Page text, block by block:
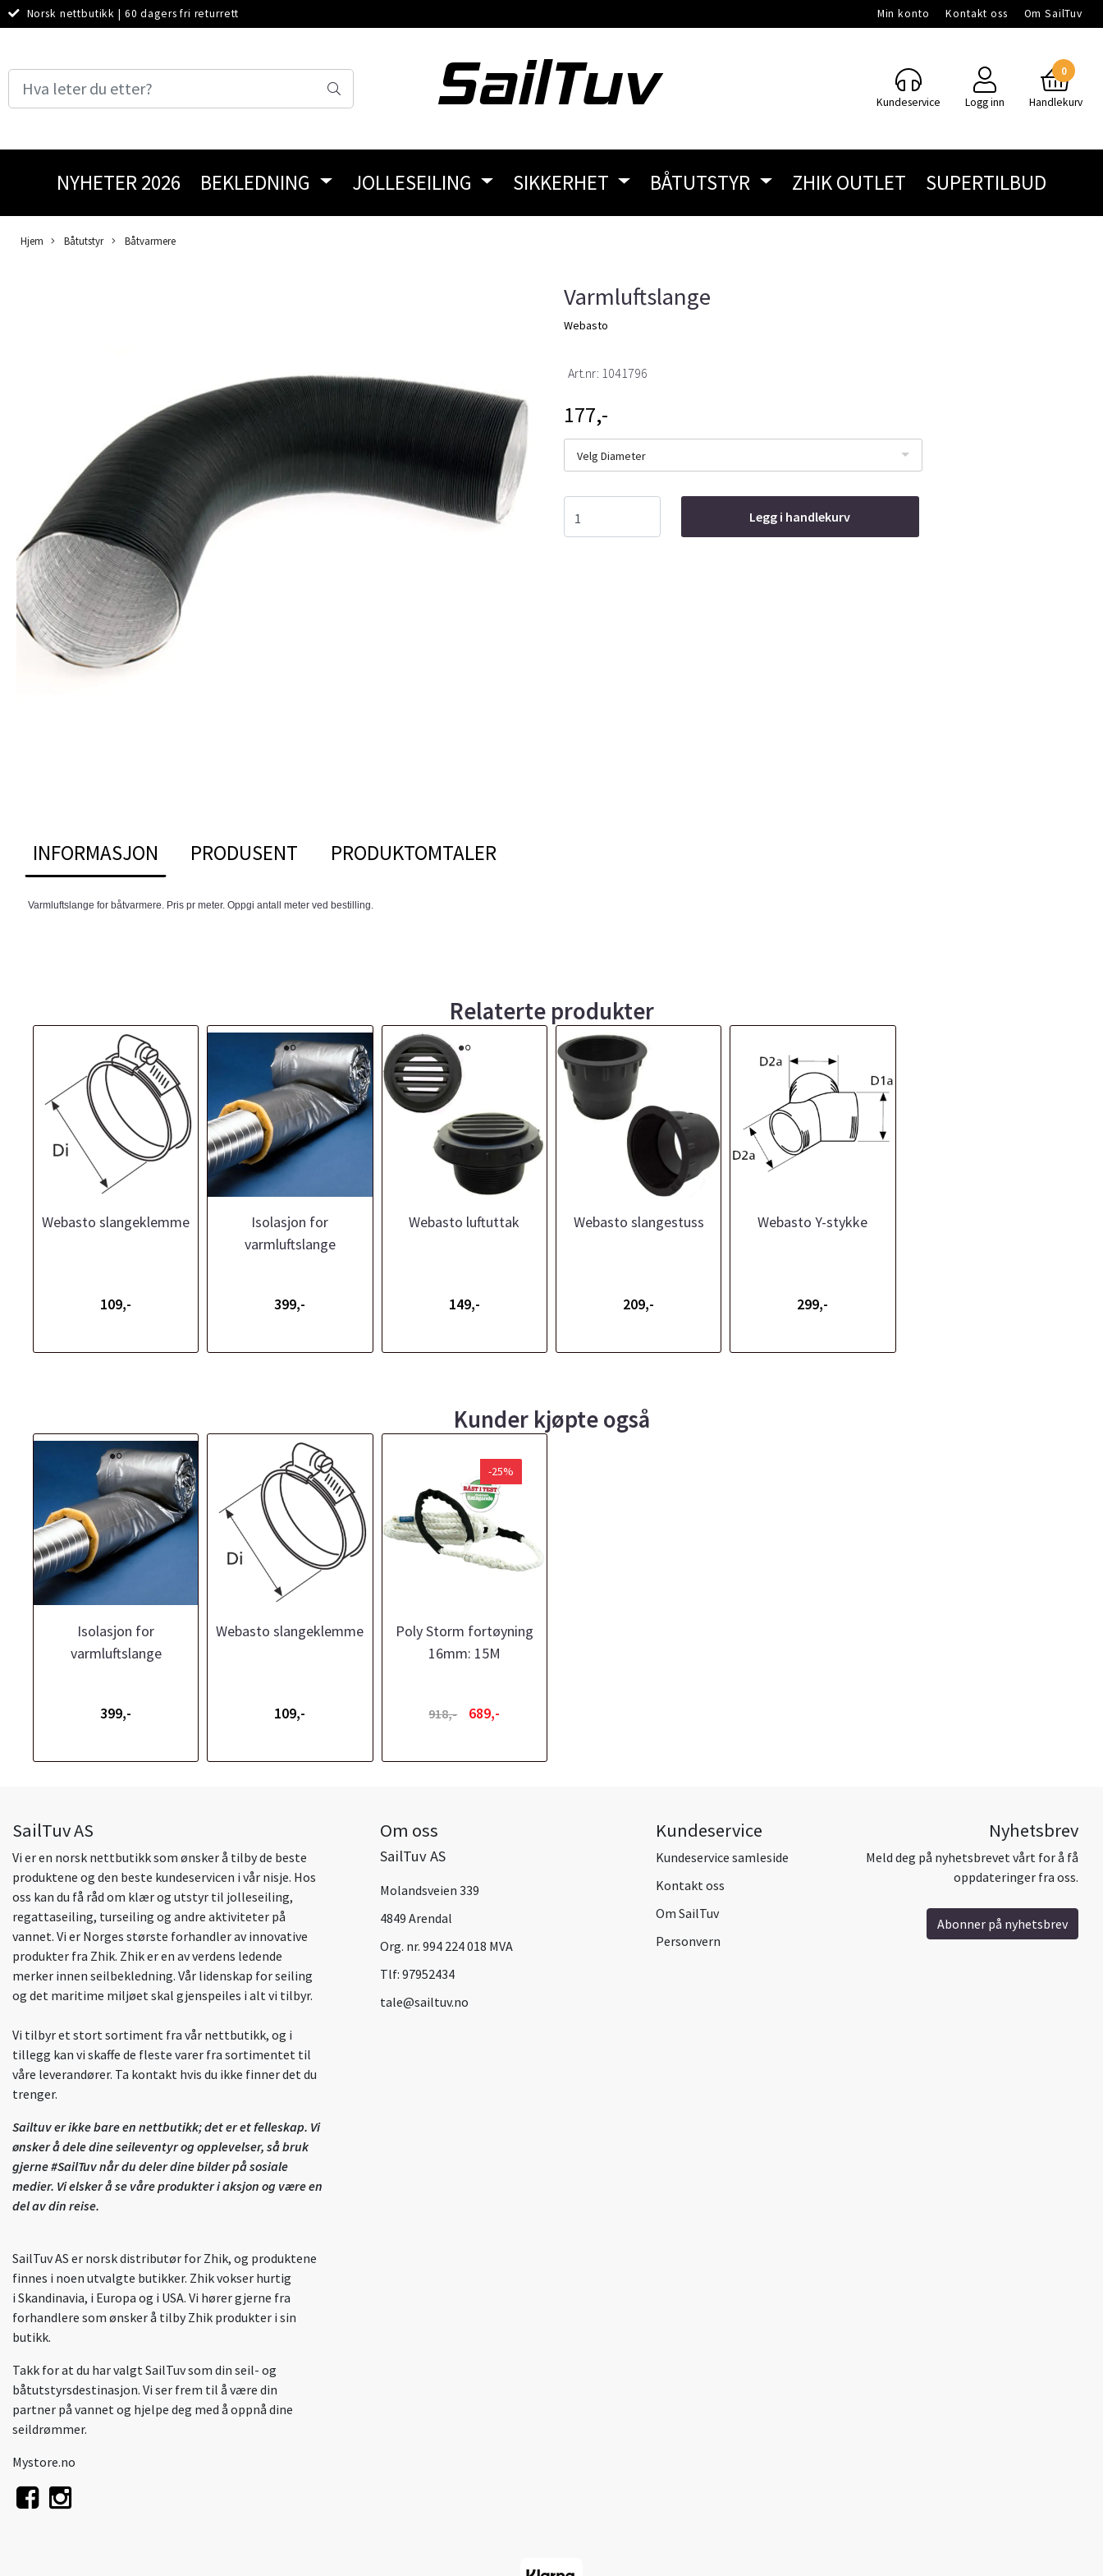
Norsk nettbutikk | 60 dagers fri returrett Min konto Kontakt oss Om SailTuv
Kundeservice Logg inn
0
Handlekurv
NYHETER 2026 BEKLEDNING JOLLESEILING SIKKERHET BÅTUTSTYR ZHIK OUTLET SUPERTILBUD
Hjem Båtutstyr Båtvarmere
Varmluftslange
Webasto
Art.nr: 1041796
177,-
Velg Diameter
Legg i handlekurv
INFORMASJON PRODUSENT PRODUKTOMTALER
Varmluftslange for båtvarmere. Pris pr meter. Oppgi antall meter ved bestilling.
Relaterte produkter
Webasto slangeklemme
109,-
Isolasjon for
varmluftslange
399,-
Webasto luftuttak
149,-
Webasto slangestuss
209,-
Webasto Y-stykke
299,-
Kunder kjøpte også
Isolasjon for
varmluftslange
399,-
Webasto slangeklemme
109,-
-25%
Poly Storm fortøyning
16mm: 15M
918,- 689,-
SailTuv AS
Vi er en norsk nettbutikk som ønsker å tilby de beste
produktene og den beste kundeservicen i vår nisje. Hos
oss kan du få råd om klær og utstyr til jolleseiling,
regattaseiling, turseiling og andre aktiviteter på
vannet. Vi er Norges største forhandler av innovative
produkter fra Zhik. Zhik er en av verdens ledende
merker innen seilbekledning. Vår lidenskap for seiling
og det maritime miljøet skal gjenspeiles i alt vi tilbyr.
Vi tilbyr et stort sortiment fra vår nettbutikk, og i
tillegg kan vi skaffe de fleste varer fra sortimentet til
våre leverandører. Ta kontakt hvis du ikke finner det du
trenger.
Sailtuv er ikke bare en nettbutikk; det er et felleskap. Vi
ønsker å dele dine seileventyr og opplevelser, så bruk
gjerne #SailTuv når du deler dine bilder på sosiale
medier. Vi elsker å se våre produkter i aksjon og være en
del av din reise.
SailTuv AS er norsk distributør for Zhik, og produktene
finnes i noen utvalgte butikker. Zhik vokser hurtig
i Skandinavia, i Europa og i USA. Vi hører gjerne fra
forhandlere som ønsker å tilby Zhik produkter i sin
butikk.
Takk for at du har valgt SailTuv som din seil- og
båtutstyrsdestinasjon. Vi ser frem til å være din
partner på vannet og hjelpe deg med å oppnå dine
seildrømmer.
Mystore.no
Om oss
SailTuv AS
Molandsveien 339
4849 Arendal
Org. nr. 994 224 018 MVA
Tlf: 97952434
tale@sailtuv.no
Kundeservice
Kundeservice samleside
Kontakt oss
Om SailTuv
Personvern
Nyhetsbrev
Meld deg på nyhetsbrevet vårt for å få
oppdateringer fra oss.
Abonner på nyhetsbrev